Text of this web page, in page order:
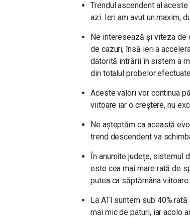
Trendul ascendent al
azi. Ieri am avut un maxim,
Ne interesează și viteza de
de cazuri, însă ieri a
datorită intrării în sistem a
din totalul probelor
Aceste valori vor continua
viitoare iar o creștere, nu
Ne așteptăm ca această
trend descendent va
În anumite județe, sistemul
este cea mai mare rată de
putea ca săptămâna
La ATI suntem sub 40%
mai mic de paturi, iar acolo